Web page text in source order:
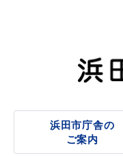
浜田市庁舎の
ご案内